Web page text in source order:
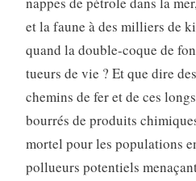
et la faune à des milliers de
quand la double-coque de
tueurs de vie ? Et que dire
chemins de fer et de ces
bourrés de produits
mortel pour les populations
pollueurs potentiels